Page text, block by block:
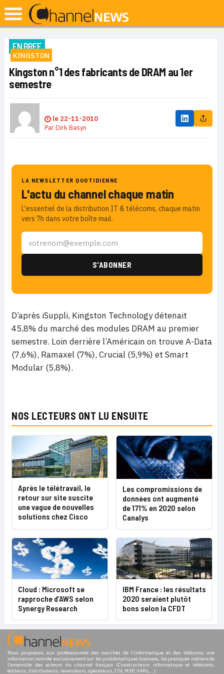
EN BREF
KINGSTON
Kingston n°1 des fabricants de DRAM au 1er
semestre
le 22-11-2010
ParDirk Basyn
LA NEWSLETTER QUOTIDIENNE
L'actu du channel chaque matin
L'essentiel de la distribution IT & télécoms, chaque matin
vers 7h dans votre boîte mail.
D’après iSuppli, Kingston Technology détenait
45,8% du marché des modules DRAM au premier
semestre. Loin derrière l’Américain on trouve A-Data
(7,6%), Ramaxel (7%), Crucial (5,9%) et Smart
Modular (5,8%).
NOS LECTEURS ONT LU ENSUITE
Après le télétravail, le
retour sur site suscite
une vague de nouvelles
solutions chez Cisco
Les compromissions de
données ont augmenté
de 171% en 2020 selon
Canalys
Cloud : Microsoft se
rapproche d’AWS selon
Synergy Research
IBM France : les résultats
2020 seraient plutôt
bons selon la CFDT
Nous proposons aux professionnels des marchés de l'informatique et des télécoms une
information centrée exclusivement sur les problématiques business, les pratiques métiers de
l'ensemble des acteurs du channel français (Constructeurs informatique et télécoms,
éditeurs, distributeurs, revendeurs, opérateurs, ISV, MSP, VARs,...)